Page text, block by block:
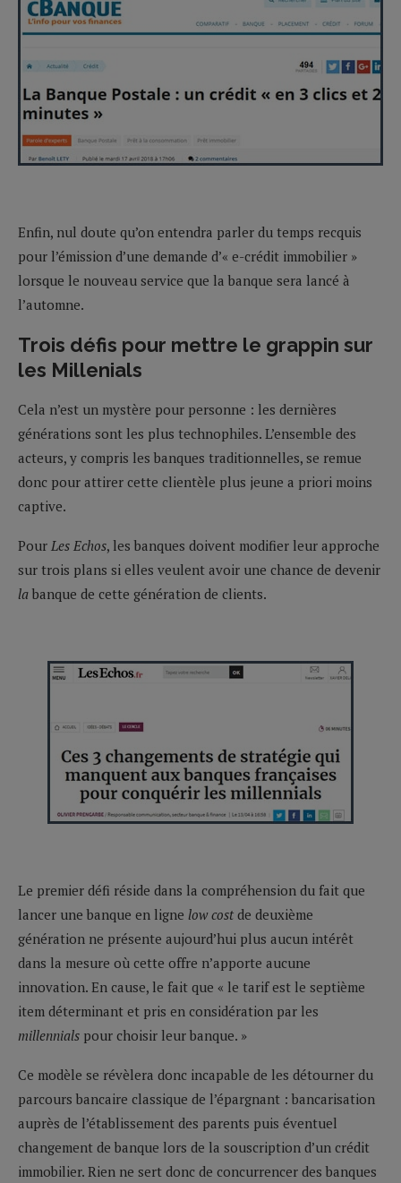
Enfin, nul doute qu’on entendra parler du temps recquis
pour l’émission d’une demande d’« e-crédit immobilier »
lorsque le nouveau service que la banque sera lancé à
l’automne.
Trois défis pour mettre le grappin sur
les Millenials
Cela n’est un mystère pour personne : les dernières
générations sont les plus technophiles. L’ensemble des
acteurs, y compris les banques traditionnelles, se remue
donc pour attirer cette clientèle plus jeune a priori moins
captive.
Pour Les Echos, les banques doivent modifier leur approche
sur trois plans si elles veulent avoir une chance de devenir
la banque de cette génération de clients.
Le premier défi réside dans la compréhension du fait que
lancer une banque en ligne low cost de deuxième
génération ne présente aujourd’hui plus aucun intérêt
dans la mesure où cette offre n’apporte aucune
innovation. En cause, le fait que « le tarif est le septième
item déterminant et pris en considération par les
millennials pour choisir leur banque. »
Ce modèle se révèlera donc incapable de les détourner du
parcours bancaire classique de l’épargnant : bancarisation
auprès de l’établissement des parents puis éventuel
changement de banque lors de la souscription d’un crédit
immobilier. Rien ne sert donc de concurrencer des banques